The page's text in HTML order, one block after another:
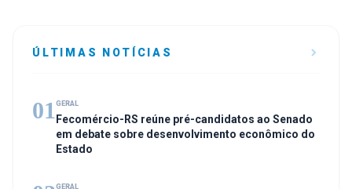
ÚLTIMAS NOTÍCIAS
01 GERAL
Fecomércio-RS reúne pré-candidatos ao Senado
em debate sobre desenvolvimento econômico do
Estado
GERAL